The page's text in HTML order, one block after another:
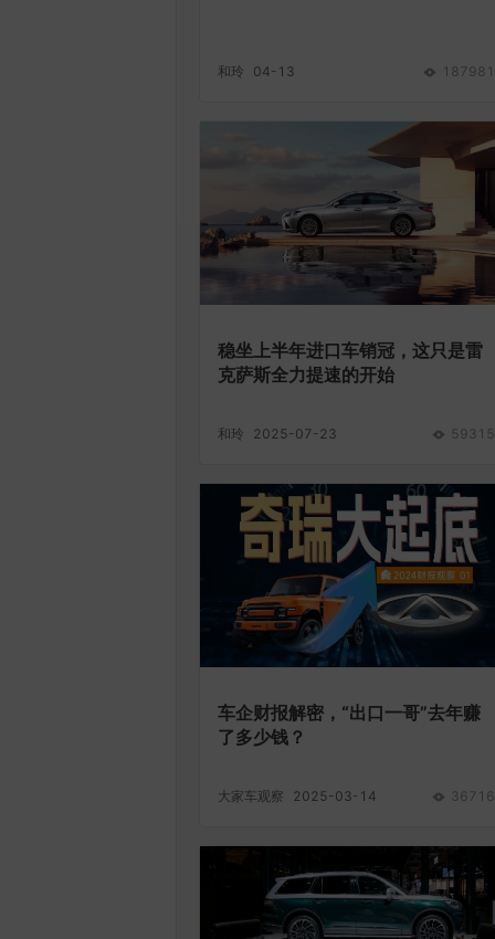
和玲 04-13 187981
稳坐上半年进口车销冠，这只是雷
克萨斯全力提速的开始
和玲 2025-07-23 59315
车企财报解密，“出口一哥”去年赚
了多少钱？
大家车观察 2025-03-14 36716